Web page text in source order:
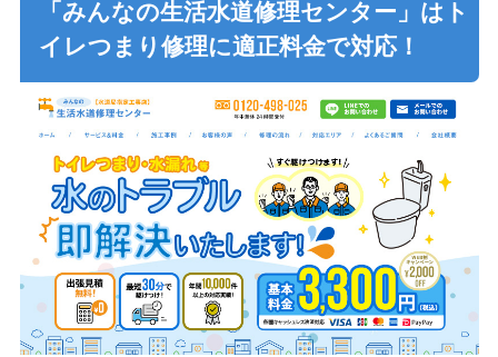
「みんなの生活水道修理センター」はト
イレつまり修理に適正料金で対応！